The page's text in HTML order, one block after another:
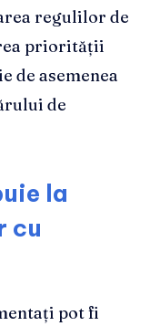
regulilor de
priorității
de asemenea
de
la
cu
pot fi